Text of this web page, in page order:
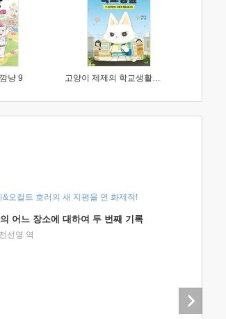
냥 9 고양이 제제의 학교생활 1 : 초등학생이 이렇게 힘들 줄이야
&오컬트 호러의 새 지평을 연 화제작!
어느 장소에 대하여 두 번째 기록
선영 역